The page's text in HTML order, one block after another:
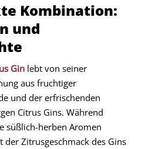
Kombination:
und
Ginlebt von seiner
aus fruchtiger
und der erfrischenden
Citrus Gins. Während
süßlich-herben Aromen
der Zitrusgeschmack des Gins